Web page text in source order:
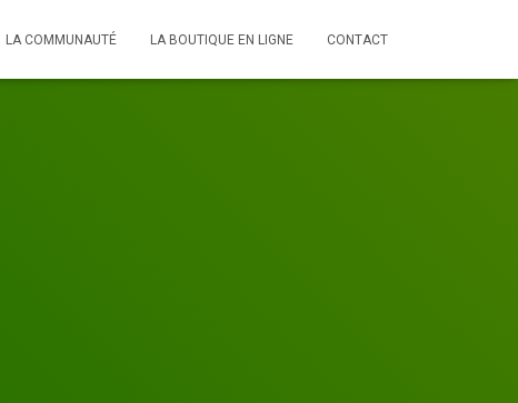
LA COMMUNAUTÉ LA BOUTIQUE EN LIGNE CONTACT